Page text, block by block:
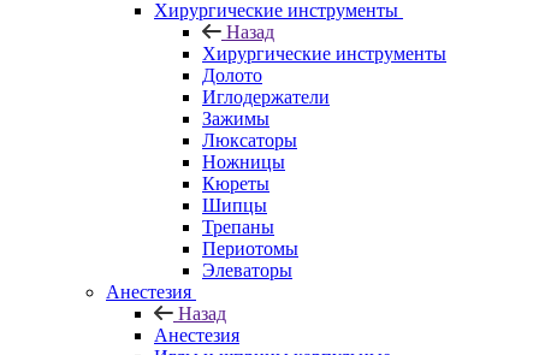
Хирургические инструменты
Назад
Хирургические инструменты
Долото
Иглодержатели
Зажимы
Люксаторы
Ножницы
Кюреты
Шипцы
Трепаны
Периотомы
Элеваторы
Анестезия
Назад
Анестезия